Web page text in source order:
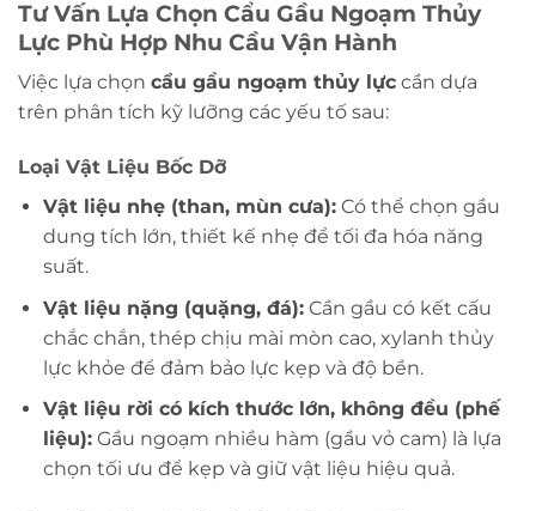
Tư Vấn Lựa Chọn Cẩu Gầu Ngoạm Thủy
Lực Phù Hợp Nhu Cầu Vận Hành
Việc lựa chọn cẩu gầu ngoạm thủy lực cần dựa
trên phân tích kỹ lưỡng các yếu tố sau:
Loại Vật Liệu Bốc Dỡ
Vật liệu nhẹ (than, mùn cưa):Có thể chọn gầu
dung tích lớn, thiết kế nhẹ để tối đa hóa năng
suất.
Vật liệu nặng (quặng, đá):Cần gầu có kết cấu
chắc chắn, thép chịu mài mòn cao, xylanh thủy
lực khỏe để đảm bảo lực kẹp và độ bền.
Vật liệu rời có kích thước lớn, không đều (phế
liệu):Gầu ngoạm nhiều hàm (gầu vỏ cam) là lựa
chọn tối ưu để kẹp và giữ vật liệu hiệu quả.